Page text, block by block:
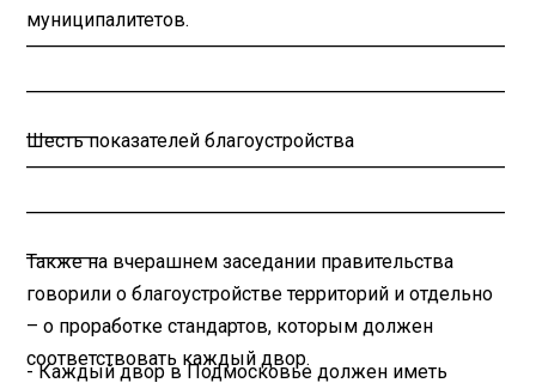
муниципалитетов.
________________________________________
______
Шесть показателей благоустройства
________________________________________
______
Также на вчерашнем заседании правительства
говорили о благоустройстве территорий и отдельно
– о проработке стандартов, которым должен
соответствовать каждый двор.
- Каждый двор в Подмосковье должен иметь